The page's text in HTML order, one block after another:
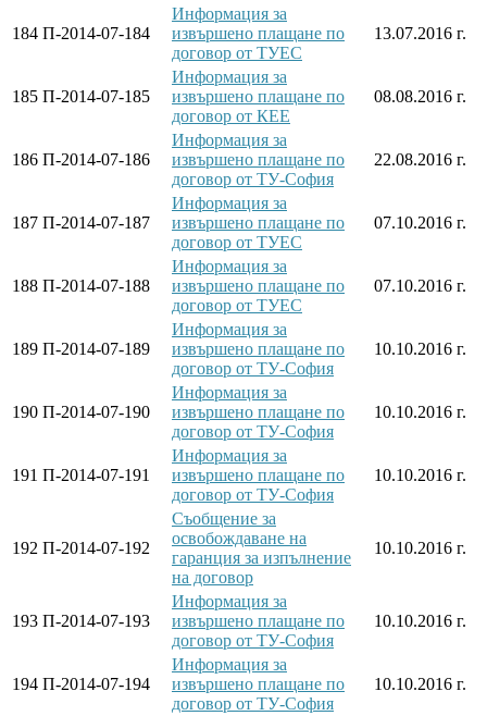
184 П-2014-07-184
Информация за
извършено плащане по
договор от ТУЕС
13.07.2016 г.
185 П-2014-07-185
Информация за
извършено плащане по
договор от КЕЕ
08.08.2016 г.
186 П-2014-07-186
Информация за
извършено плащане по
договор от ТУ-София
22.08.2016 г.
187 П-2014-07-187
Информация за
извършено плащане по
договор от ТУЕС
07.10.2016 г.
188 П-2014-07-188
Информация за
извършено плащане по
договор от ТУЕС
07.10.2016 г.
189 П-2014-07-189
Информация за
извършено плащане по
договор от ТУ-София
10.10.2016 г.
190 П-2014-07-190
Информация за
извършено плащане по
договор от ТУ-София
10.10.2016 г.
191 П-2014-07-191
Информация за
извършено плащане по
договор от ТУ-София
10.10.2016 г.
192 П-2014-07-192
Съобщение за
освобождаване на
гаранция за изпълнение
на договор
10.10.2016 г.
193 П-2014-07-193
Информация за
извършено плащане по
договор от ТУ-София
10.10.2016 г.
194 П-2014-07-194
Информация за
извършено плащане по
договор от ТУ-София
10.10.2016 г.